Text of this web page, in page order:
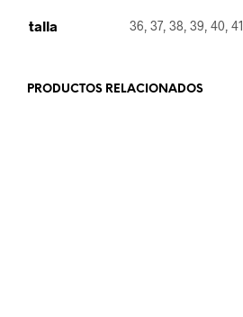
talla 36, 37, 38, 39, 40, 41
PRODUCTOS RELACIONADOS